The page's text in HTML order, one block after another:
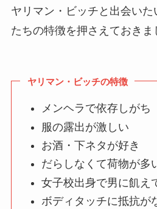
ヤリマン・ビッチと出会い
たちの特徴を押さえておきま
ヤリマン・ビッチの特徴
メンヘラで依存しがち
服の露出が激しい
お酒・下ネタが好き
だらしなくて荷物が多
女子校出身で男に飢え
ボディタッチに抵抗が